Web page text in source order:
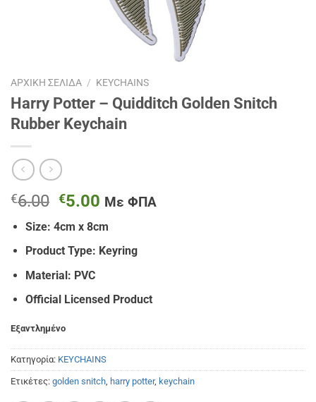
ΑΡΧΙΚΉ ΣΕΛΊΔΑ / KEYCHAINS
Harry Potter – Quidditch Golden Snitch
Rubber Keychain
€6.00 Original
was:
€6.00.
€5.00 Η
τιμή
είναι:
Με ΦΠΑ
Size: 4cm x 8cm
Product Type: Keyring
Material: PVC
Official Licensed Product
Εξαντλημένο
Κατηγορία: KEYCHAINS
Ετικέτες: golden snitch, harry potter, keychain